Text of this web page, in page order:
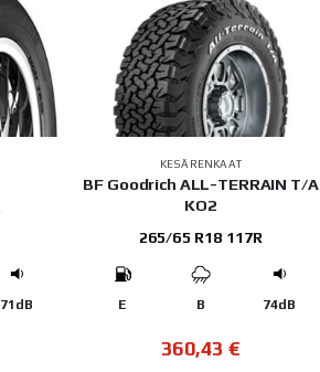
71dB
KESÄRENKAAT
BF Goodrich ALL-TERRAIN T/A
KO2
265/65 R18 117R
E B 74dB
360,43 €